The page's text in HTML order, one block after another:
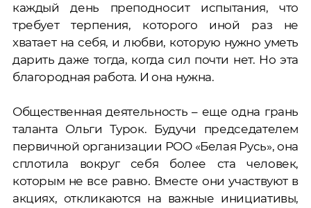
каждый день преподносит испытания, что
требует терпения, которого иной раз не
хватает на себя, и любви, которую нужно уметь
дарить даже тогда, когда сил почти нет. Но эта
благородная работа. И она нужна.
Общественная деятельность – еще одна грань
таланта Ольги Турок. Будучи председателем
первичной организации РОО «Белая Русь», она
сплотила вокруг себя более ста человек,
которым не все равно. Вместе они участвуют в
акциях, откликаются на важные инициативы,